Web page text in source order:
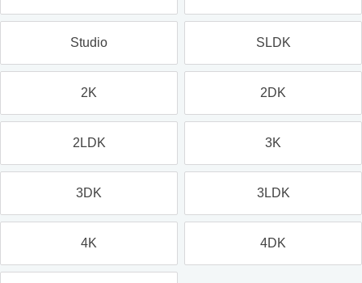
Studio SLDK
2K 2DK
2LDK 3K
3DK 3LDK
4K 4DK